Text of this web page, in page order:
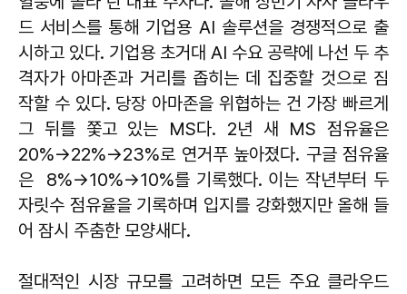
드 서비스를 통해 기업용 AI 솔루션을 경쟁적으로 출
시하고 있다. 기업용 초거대 AI 수요 공략에 나선 두 추
격자가 아마존과 거리를 좁히는 데 집중할 것으로 짐
작할 수 있다. 당장 아마존을 위협하는 건 가장 빠르게
그 뒤를 쫓고 있는 MS다. 2년 새 MS 점유율은
20%→22%→23%로 연거푸 높아졌다. 구글 점유율
은 8%→10%→10%를 기록했다. 이는 작년부터 두
자릿수 점유율을 기록하며 입지를 강화했지만 올해 들
어 잠시 주춤한 모양새다.
절대적인 시장 규모를 고려하면 모든 주요 클라우드